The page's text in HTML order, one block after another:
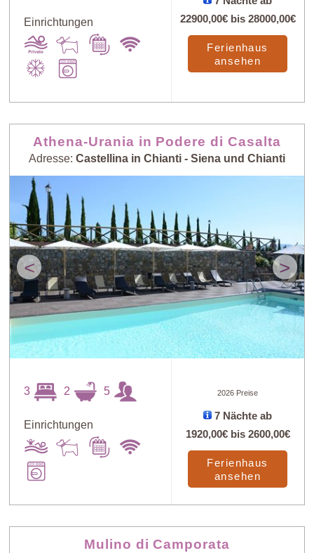
Einrichtungen
22900,00€bis 28000,00€
Ferienhaus
ansehen
Athena-Urania in Podere di Casalta
Adresse: Castellina in Chianti - Siena und Chianti
< >
3 2 5
Einrichtungen
2026 Preise
7 Nächte ab
1920,00€bis 2600,00€
Ferienhaus
ansehen
Mulino di Camporata